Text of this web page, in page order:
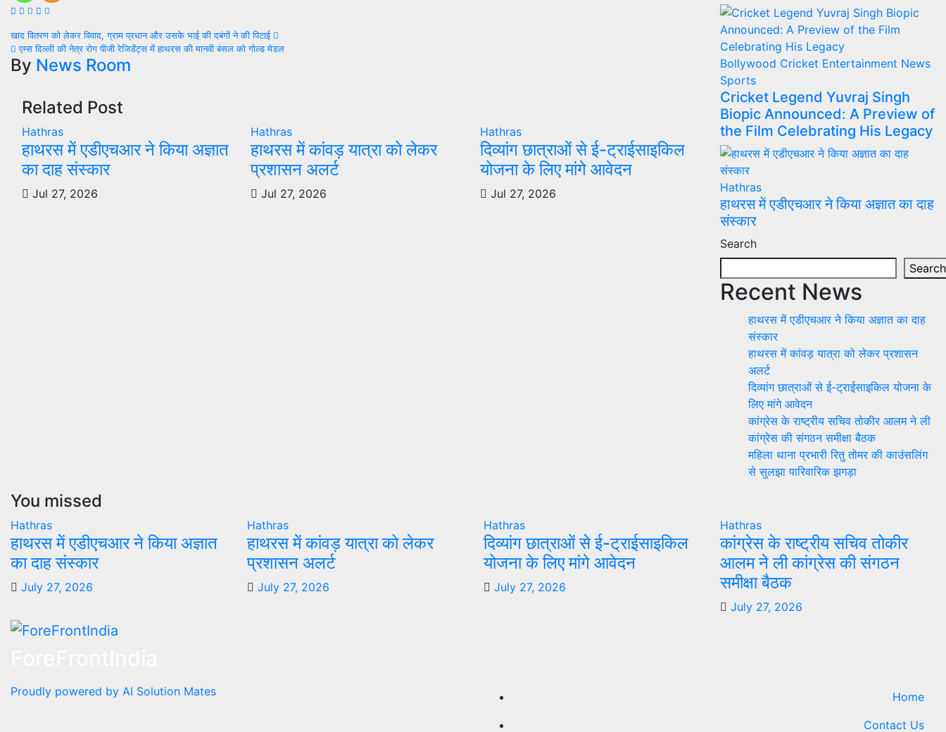
Post
navigation
खाद वितरण को लेकर विवाद, ग्राम प्रधान और उसके भाई की दबंगों ने की पिटाई
एम्स दिल्ली की नेत्र रोग पीजी रेजिडेंट्स में हाथरस की मानवी बंसल को गोल्ड मेडल
By News Room
Related Post
Hathras
हाथरस में एडीएचआर ने किया अज्ञात
का दाह संस्कार
Jul 27, 2026
Hathras
हाथरस में कांवड़ यात्रा को लेकर
प्रशासन अलर्ट
Jul 27, 2026
Hathras
दिव्यांग छात्राओं से ई-ट्राईसाइकिल
योजना के लिए मांगे आवेदन
Jul 27, 2026
Bollywood Cricket Entertainment News
Sports
Cricket Legend Yuvraj Singh
Biopic Announced: A Preview of
the Film Celebrating His Legacy
Hathras
हाथरस में एडीएचआर ने किया अज्ञात का दाह
संस्कार
Search
Search
Recent News
हाथरस में एडीएचआर ने किया अज्ञात का दाह
संस्कार
हाथरस में कांवड़ यात्रा को लेकर प्रशासन
अलर्ट
दिव्यांग छात्राओं से ई-ट्राईसाइकिल योजना के
लिए मांगे आवेदन
कांग्रेस के राष्ट्रीय सचिव तोकीर आलम ने ली
कांग्रेस की संगठन समीक्षा बैठक
महिला थाना प्रभारी रितु तोमर की काउंसलिंग
से सुलझा पारिवारिक झगड़ा
You missed
Hathras
हाथरस में एडीएचआर ने किया अज्ञात
का दाह संस्कार
July 27, 2026
Hathras
हाथरस में कांवड़ यात्रा को लेकर
प्रशासन अलर्ट
July 27, 2026
Hathras
दिव्यांग छात्राओं से ई-ट्राईसाइकिल
योजना के लिए मांगे आवेदन
July 27, 2026
Hathras
कांग्रेस के राष्ट्रीय सचिव तोकीर
आलम ने ली कांग्रेस की संगठन
समीक्षा बैठक
July 27, 2026
Proudly powered by AI Solution Mates
Home
Contact Us